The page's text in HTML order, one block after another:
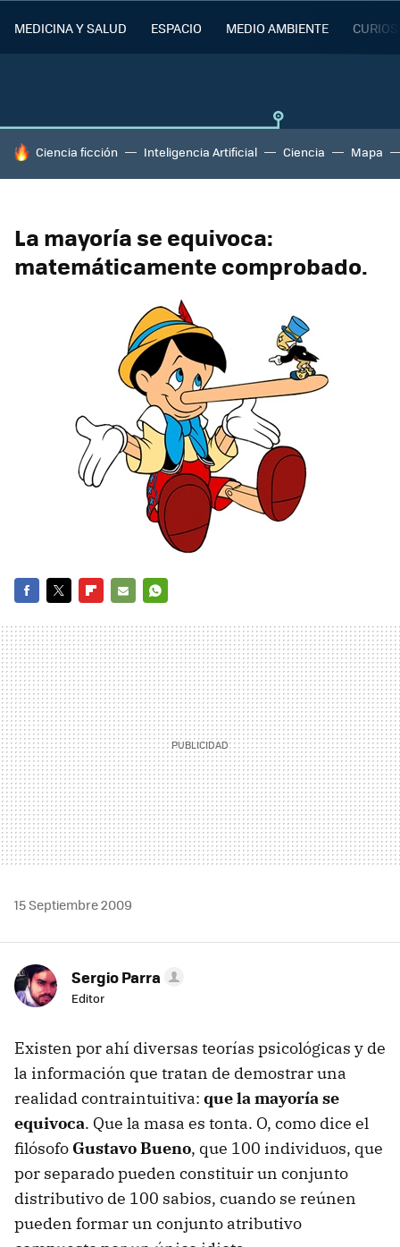
MEDICINA Y SALUD ESPACIO MEDIO AMBIENTE
HOY SE HABLA DE
Ciencia ficción Inteligencia Artificial Ciencia Mapa
La mayoría se equivoca:
matemáticamente comprobado.
MAIL
15 Septiembre 2009
Sergio Parra
Editor
Existen por ahí diversas teorías psicológicas y de
la información que tratan de demostrar una
realidad contraintuitiva: que la mayoría se
equivoca. Que la masa es tonta. O, como dice el
filósofo Gustavo Bueno, que 100 individuos, que
por separado pueden constituir un conjunto
distributivo de 100 sabios, cuando se reúnen
pueden formar un conjunto atributivo